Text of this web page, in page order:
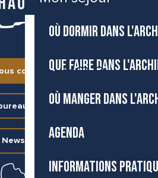
OÙ DORMIR DANS
QUE FAIRE DANS
OÙ MANGER DANS
AGENDA
INFORMATIONS
contacter
d’accueil
Newsletter